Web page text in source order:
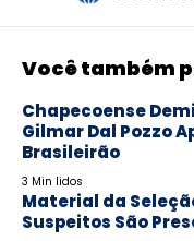
Você também
Chapecoense
Gilmar Dal Pozzo
Brasileirão
3 Min lidos
Material da
Suspeitos São